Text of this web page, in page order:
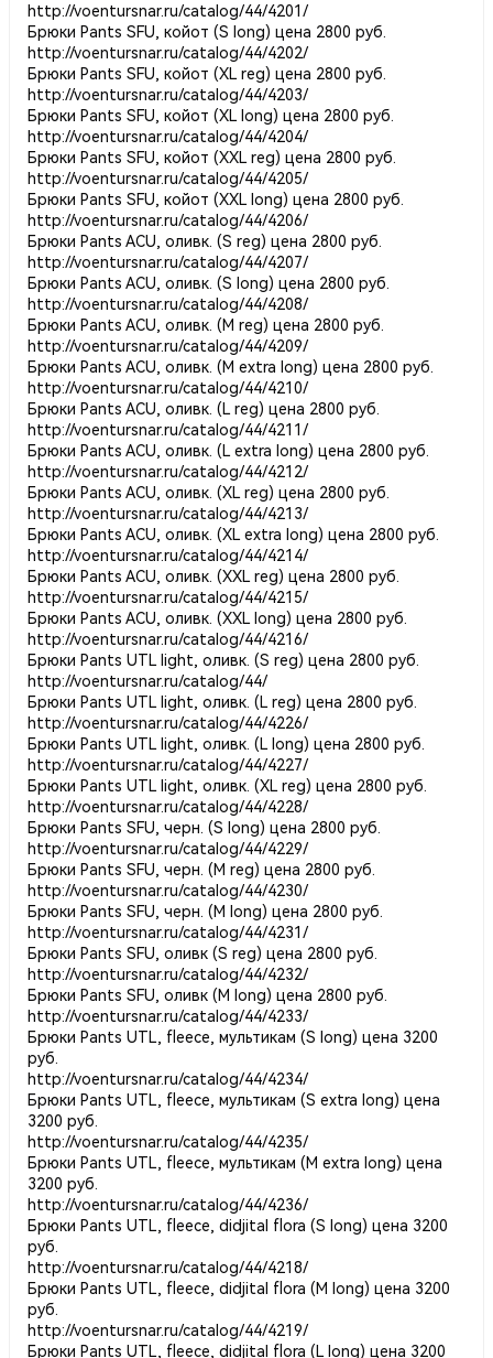
http://voentursnar.ru/catalog/44/4201/
Брюки Pants SFU, койот (S long) цена 2800 руб.
http://voentursnar.ru/catalog/44/4202/
Брюки Pants SFU, койот (XL reg) цена 2800 руб.
http://voentursnar.ru/catalog/44/4203/
Брюки Pants SFU, койот (XL long) цена 2800 руб.
http://voentursnar.ru/catalog/44/4204/
Брюки Pants SFU, койот (XXL reg) цена 2800 руб.
http://voentursnar.ru/catalog/44/4205/
Брюки Pants SFU, койот (XXL long) цена 2800 руб.
http://voentursnar.ru/catalog/44/4206/
Брюки Pants ACU, оливк. (S reg) цена 2800 руб.
http://voentursnar.ru/catalog/44/4207/
Брюки Pants ACU, оливк. (S long) цена 2800 руб.
http://voentursnar.ru/catalog/44/4208/
Брюки Pants ACU, оливк. (M reg) цена 2800 руб.
http://voentursnar.ru/catalog/44/4209/
Брюки Pants ACU, оливк. (M extra long) цена 2800 руб.
http://voentursnar.ru/catalog/44/4210/
Брюки Pants ACU, оливк. (L reg) цена 2800 руб.
http://voentursnar.ru/catalog/44/4211/
Брюки Pants ACU, оливк. (L extra long) цена 2800 руб.
http://voentursnar.ru/catalog/44/4212/
Брюки Pants ACU, оливк. (XL reg) цена 2800 руб.
http://voentursnar.ru/catalog/44/4213/
Брюки Pants ACU, оливк. (XL extra long) цена 2800 руб.
http://voentursnar.ru/catalog/44/4214/
Брюки Pants ACU, оливк. (XXL reg) цена 2800 руб.
http://voentursnar.ru/catalog/44/4215/
Брюки Pants ACU, оливк. (XXL long) цена 2800 руб.
http://voentursnar.ru/catalog/44/4216/
Брюки Pants UTL light, оливк. (S reg) цена 2800 руб.
http://voentursnar.ru/catalog/44/
Брюки Pants UTL light, оливк. (L reg) цена 2800 руб.
http://voentursnar.ru/catalog/44/4226/
Брюки Pants UTL light, оливк. (L long) цена 2800 руб.
http://voentursnar.ru/catalog/44/4227/
Брюки Pants UTL light, оливк. (XL reg) цена 2800 руб.
http://voentursnar.ru/catalog/44/4228/
Брюки Pants SFU, черн. (S long) цена 2800 руб.
http://voentursnar.ru/catalog/44/4229/
Брюки Pants SFU, черн. (M reg) цена 2800 руб.
http://voentursnar.ru/catalog/44/4230/
Брюки Pants SFU, черн. (M long) цена 2800 руб.
http://voentursnar.ru/catalog/44/4231/
Брюки Pants SFU, оливк (S reg) цена 2800 руб.
http://voentursnar.ru/catalog/44/4232/
Брюки Pants SFU, оливк (M long) цена 2800 руб.
http://voentursnar.ru/catalog/44/4233/
Брюки Pants UTL, fleece, мультикам (S long) цена 3200
руб.
http://voentursnar.ru/catalog/44/4234/
Брюки Pants UTL, fleece, мультикам (S extra long) цена
3200 руб.
http://voentursnar.ru/catalog/44/4235/
Брюки Pants UTL, fleece, мультикам (M extra long) цена
3200 руб.
http://voentursnar.ru/catalog/44/4236/
Брюки Pants UTL, fleece, didjital flora (S long) цена 3200
руб.
http://voentursnar.ru/catalog/44/4218/
Брюки Pants UTL, fleece, didjital flora (M long) цена 3200
руб.
http://voentursnar.ru/catalog/44/4219/
Брюки Pants UTL, fleece, didjital flora (L long) цена 3200